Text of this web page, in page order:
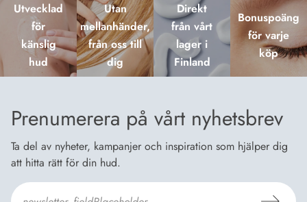
Utvecklad
för
känslig
hud
Utan
mellanhänder,
från oss till
dig
Direkt
från vårt
lager i
Finland
Bonuspoäng
för varje
köp
Prenumerera på vårt nyhetsbrev
Ta del av nyheter, kampanjer och inspiration som hjälper dig
att hitta rätt för din hud.